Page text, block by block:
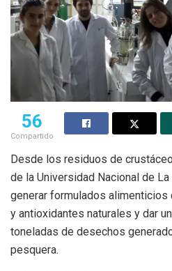
56
Compartido
Desde los residuos de
de la Universidad Nacional de
generar formulados
y antioxidantes naturales y dar
toneladas de desechos
pesquera.